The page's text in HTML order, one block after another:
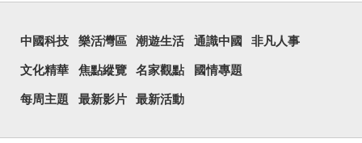
中國科技 樂活灣區 潮遊生活 通識中國 非凡人事
文化精華 焦點縱覽 名家觀點 國情專題
每周主題 最新影片 最新活動